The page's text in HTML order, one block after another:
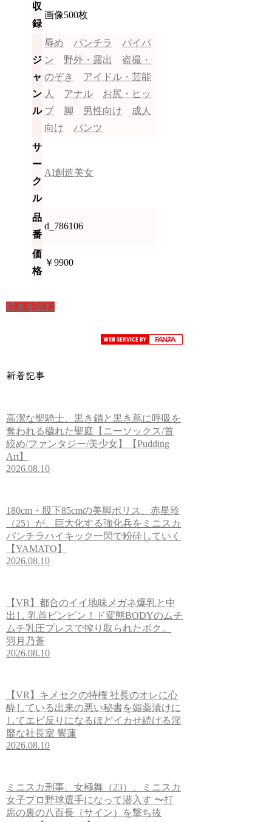
収
録
画像500枚
ジ
ャ
ン
ル
辱め パンチラ
パイパ
ン
野外・露出
盗撮・
のぞき
アイドル・芸能
人
アナル
お尻・ヒッ
プ
脚 男性向け
成人
向け
パンツ
サ
ー
ク
ル
AI創造美女
品
番
d_786106
価
格
￥9900
続きを読む
新着記事
高潔な聖騎士、黒き鎖と黒き蔦に呼吸を
奪われる穢れた聖庭【ニーソックス/首
絞め/ファンタジー/美少女】【Pudding
Art】
2026.08.10
180cm・股下85cmの美脚ポリス、赤星玲
（25）が、巨大化する強化兵をミニスカ
パンチラハイキック一閃で粉砕していく
【YAMATO】
2026.08.10
【VR】都合のイイ地味メガネ爆乳と中
出し 乳首ビンビン！ド変態BODYのムチ
ムチ乳圧プレスで搾り取られたボク。
羽月乃蒼
2026.08.10
【VR】キメセクの特権 社長のオレに心
酔している出来の悪い秘書を媚薬漬けに
してエビ反りになるほどイカせ続ける淫
靡な社長室 響蓮
2026.08.10
ミニスカ刑事、女極舞（23）、ミニスカ
女子プロ野球選手になって潜入す 〜打
席の裏の八百長（サイン）を撃ち抜